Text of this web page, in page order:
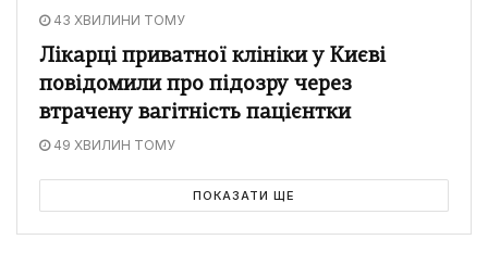
43 ХВИЛИНИ ТОМУ
Лікарці приватної клініки у Києві
повідомили про підозру через
втрачену вагітність пацієнтки
49 ХВИЛИН ТОМУ
ПОКАЗАТИ ЩЕ